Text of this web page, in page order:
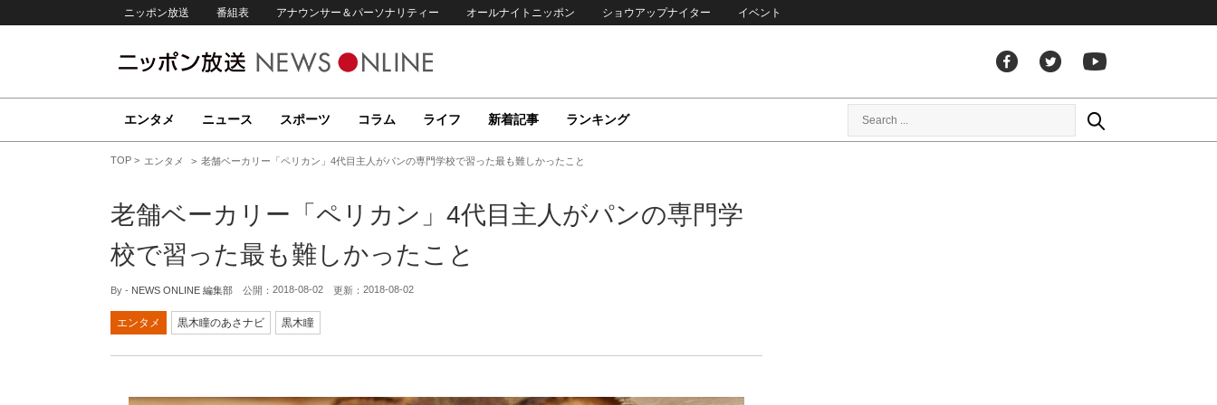
ニッポン放送 番組表 アナウンサー＆パーソナリティー オールナイトニッポン ショウアップナイター イベント
エンタメ ニュース スポーツ コラム ライフ 新着記事 ランキング
TOP エンタメ 老舗ベーカリー「ペリカン」4代目主人がパンの専門学校で習った最も難しかったこと
老舗ベーカリー「ペリカン」4代目主人がパンの専門学
校で習った最も難しかったこと
By - NEWS ONLINE 編集部 公開： 2018-08-02 更新： 2018-08-02
エンタメ 黒木瞳のあさナビ 黒木瞳